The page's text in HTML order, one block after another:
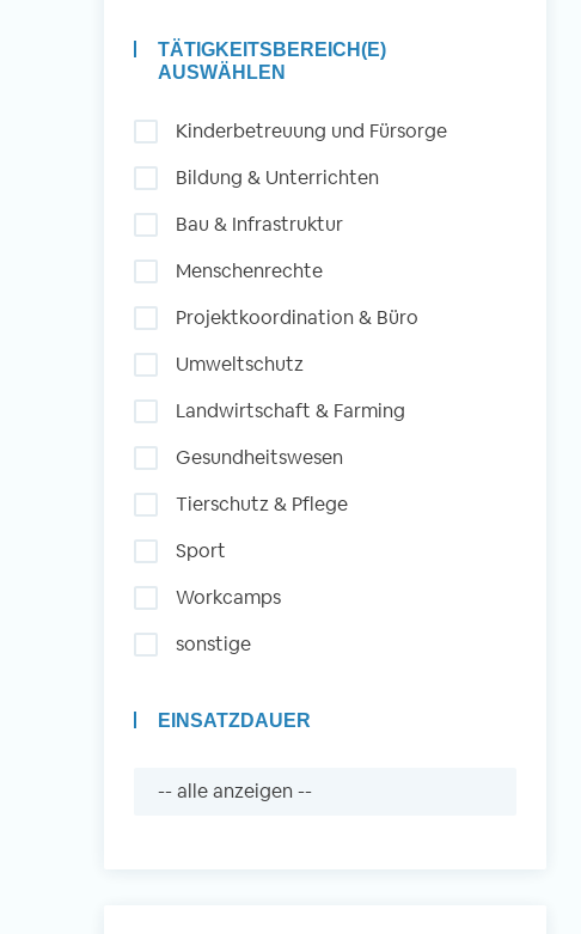
Engagieren
Initiativbewerbung
Auslandserfahrung
Sammeln und Sozial
Engagieren
TÄTIGKEITSBEREICH(E)
AUSWÄHLEN
Kinderbetreuung und Fürsorge
Bildung & Unterrichten
Bau & Infrastruktur
Menschenrechte
Projektkoordination & Büro
Umweltschutz
Landwirtschaft & Farming
Gesundheitswesen
Tierschutz & Pflege
Sport
Workcamps
sonstige
EINSATZDAUER